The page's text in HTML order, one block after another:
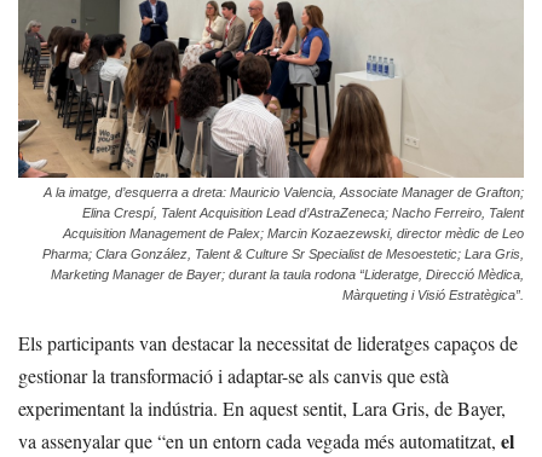
A la imatge, d’esquerra a dreta: Mauricio Valencia, Associate Manager de Grafton;
Elina Crespí, Talent Acquisition Lead d’AstraZeneca; Nacho Ferreiro, Talent
Acquisition Management de Palex; Marcin Kozaezewski, director mèdic de Leo
Pharma; Clara González, Talent & Culture Sr Specialist de Mesoestetic; Lara Gris,
Marketing Manager de Bayer; durant la taula rodona “Lideratge, Direcció Mèdica,
Màrqueting i Visió Estratègica”.
Els participants van destacar la necessitat de lideratges capaços de
gestionar la transformació i adaptar-se als canvis que està
experimentant la indústria. En aquest sentit, Lara Gris, de Bayer,
va assenyalar que “en un entorn cada vegada més automatitzat, el